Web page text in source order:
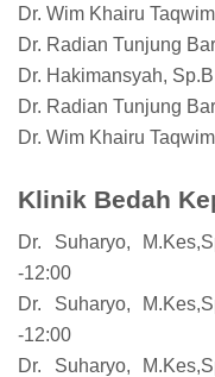
Dr. Wim Khairu
Dr. Radian Tunjung
Dr. Hakimansyah, Sp.B
Dr. Radian Tunjung
Dr. Wim Khairu
Klinik Bedah
Dr. Suharyo,
-12:00
Dr. Suharyo,
-12:00
Dr. Suharyo,